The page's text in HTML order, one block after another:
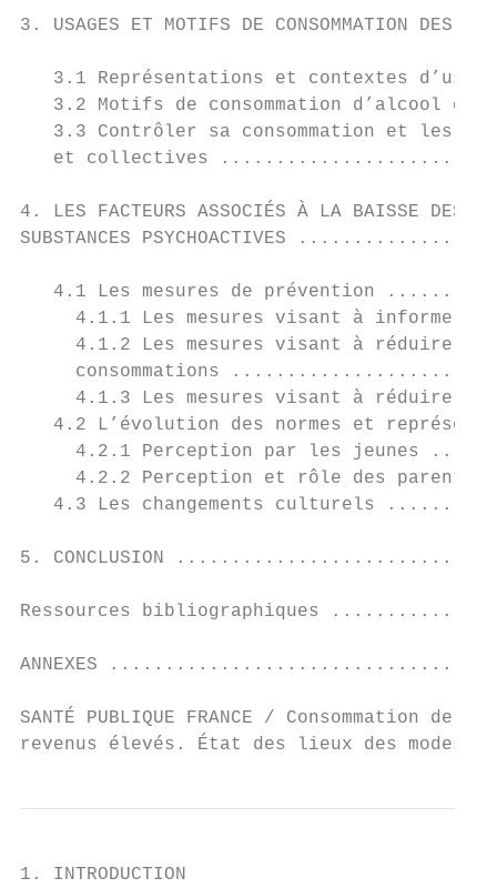
3. USAGES ET MOTIFS DE CONSOMMATION DES
3.1 Représentations et contextes
3.2 Motifs de consommation d’alcool
3.3 Contrôler sa consommation et les
et collectives
4. LES FACTEURS ASSOCIÉS À LA BAISSE DES
SUBSTANCES
4.1 Les mesures de prévention
4.1.1 Les mesures visant à informer
4.1.2 Les mesures visant à réduire
consommations
4.1.3 Les mesures visant à réduire
4.2 L’évolution des normes et
4.2.1 Perception par les jeunes
4.2.2 Perception et rôle des parents
4.3 Les changements culturels
5. CONCLUSION
Ressources bibliographiques
ANNEXES
SANTÉ PUBLIQUE FRANCE / Consommation
revenus élevés. État des lieux des modes
1. INTRODUCTION